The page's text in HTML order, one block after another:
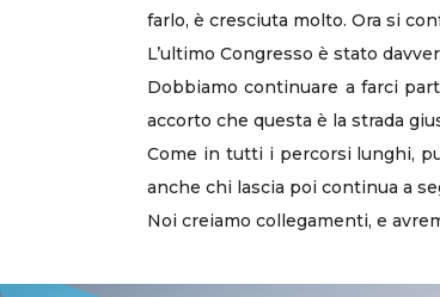
farlo, è cresciuta molto. Ora si
L’ultimo Congresso è stato
Dobbiamo continuare a farci
accorto che questa è la strada
Come in tutti i percorsi lunghi,
anche chi lascia poi continua a
Noi creiamo collegamenti, e